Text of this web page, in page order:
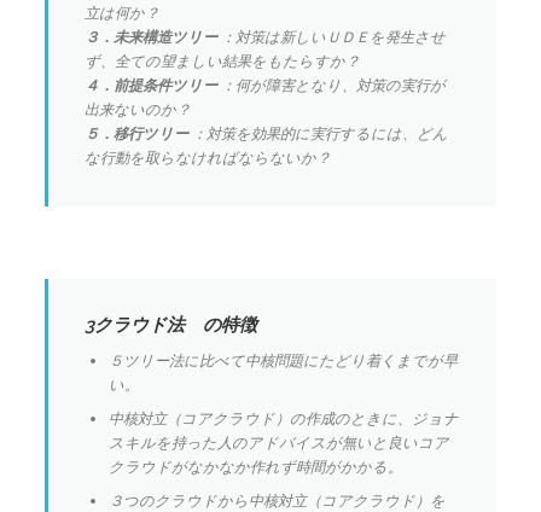
立は何か？
３．未来構造ツリー：対策は新しいＵＤＥを発生させ
ず、全ての望ましい結果をもたらすか？
４．前提条件ツリー：何が障害となり、対策の実行が
出来ないのか？
５．移行ツリー：対策を効果的に実行するには、どん
な行動を取らなければならないか？
3クラウド法 の特徴
５ツリー法に比べて中核問題にたどり着くまでが早
い。
中核対立（コアクラウド）の作成のときに、ジョナ
スキルを持った人のアドバイスが無いと良いコア
クラウドがなかなか作れず時間がかかる。
３つのクラウドから中核対立（コアクラウド）を